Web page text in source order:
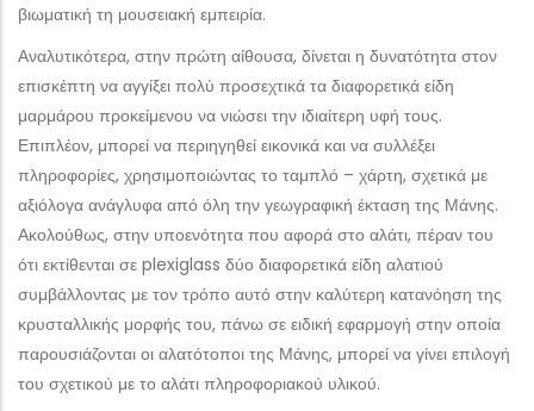
βιωματική τη μουσειακή εμπειρία.
Αναλυτικότερα, στην πρώτη αίθουσα, δίνεται η δυνατότητα στον
επισκέπτη να αγγίξει πολύ προσεχτικά τα διαφορετικά είδη
μαρμάρου προκείμενου να νιώσει την ιδιαίτερη υφή τους.
Επιπλέον, μπορεί να περιηγηθεί εικονικά και να συλλέξει
πληροφορίες, χρησιμοποιώντας το ταμπλό – χάρτη, σχετικά με
αξιόλογα ανάγλυφα από όλη την γεωγραφική έκταση της Μάνης.
Ακολούθως, στην υποενότητα που αφορά στο αλάτι, πέραν του
ότι εκτίθενται σε plexiglass δύο διαφορετικά είδη αλατιού
συμβάλλοντας με τον τρόπο αυτό στην καλύτερη κατανόηση της
κρυσταλλικής μορφής του, πάνω σε ειδική εφαρμογή στην οποία
παρουσιάζονται οι αλατότοποι της Μάνης, μπορεί να γίνει επιλογή
του σχετικού με το αλάτι πληροφοριακού υλικού.